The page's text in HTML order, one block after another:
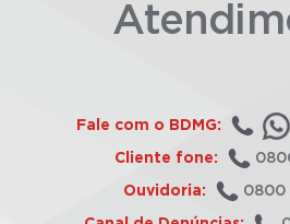
Fale com o BDMG:
Cliente fone:
Ouvidoria: 0800